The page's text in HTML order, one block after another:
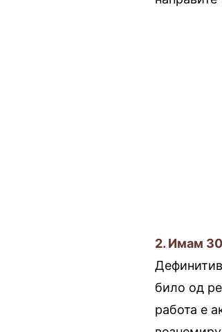
2. Имам
било од
работа е